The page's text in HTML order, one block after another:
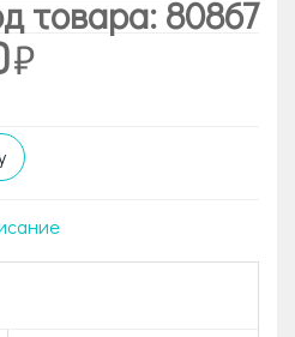
товара: 80867